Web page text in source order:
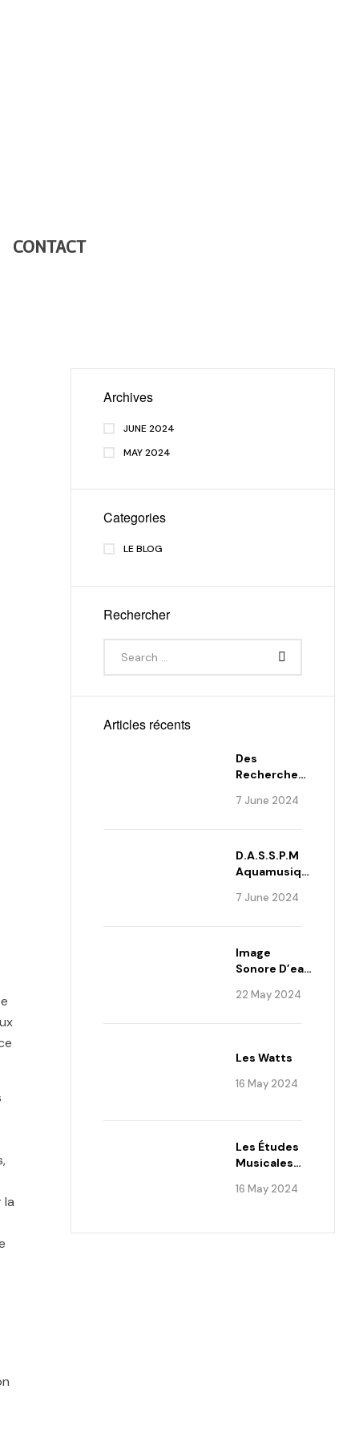
CONTACT
la
Archives
JUNE 2024
MAY 2024
Categories
LE BLOG
Rechercher
Articles récents
7 June 2024
Des
Recherches
7 June 2024
D.A.S.S.P.M
Aquamusique
22 May 2024
Image
Sonore D’eau
Lauterwasser
16 May 2024
Les Watts
16 May 2024
Les Études
Musicales
Louche